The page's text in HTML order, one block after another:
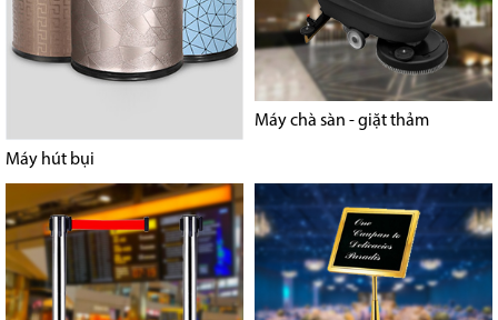
Máy hút bụi
Máy chà sàn - giặt thảm